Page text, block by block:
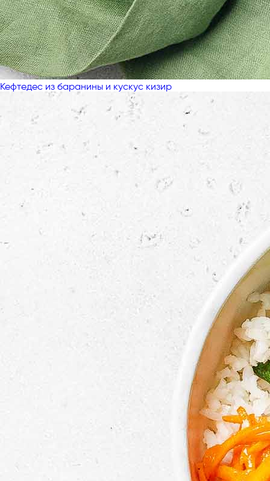
Кефтедес из баранины и кускус кизир